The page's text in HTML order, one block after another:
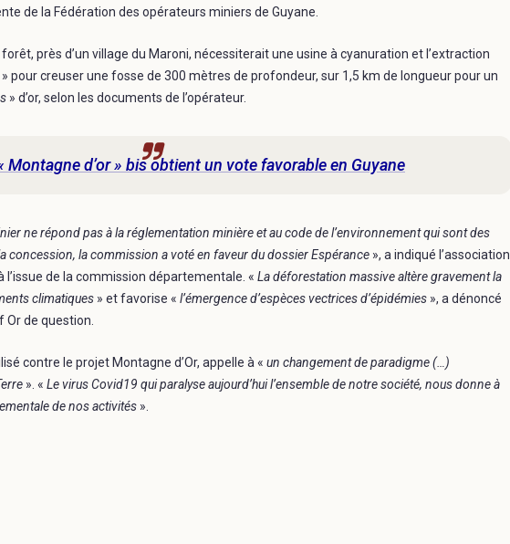
de la Fédération des opérateurs miniers de Guyane.
près d’un village du Maroni, nécessiterait une usine à cyanuration et l’extraction
» pour creuser une fosse de 300 mètres de profondeur, sur 1,5 km de longueur pour un
» d’or, selon les documents de l’opérateur.
Montagne d’or » bis obtient un vote favorable en Guyane
ne répond pas à la réglementation minière et au code de l’environnement qui sont des
concession, la commission a voté en faveur du dossier Espérance », a indiqué l’association
de la commission départementale. « La déforestation massive altère gravement la
climatiques » et favorise « l’émergence d’espèces vectrices d’épidémies », a dénoncé
de question.
contre le projet Montagne d’Or, appelle à « un changement de paradigme (…)
». « Le virus Covid19 qui paralyse aujourd’hui l’ensemble de notre société, nous donne à
de nos activités ».